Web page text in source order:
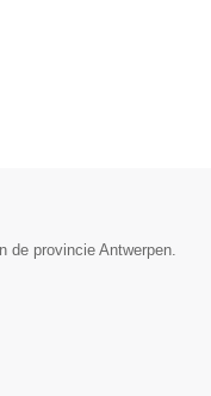
de provincie Antwerpen.